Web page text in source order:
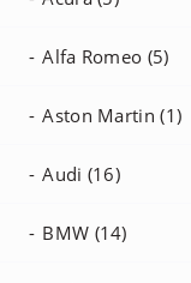
Alfa Romeo (5)
Aston Martin (1)
Audi (16)
BMW (14)